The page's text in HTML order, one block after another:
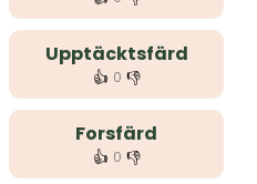
Upptäcktsfärd
👍 0 👎
Forsfärd
👍 0 👎